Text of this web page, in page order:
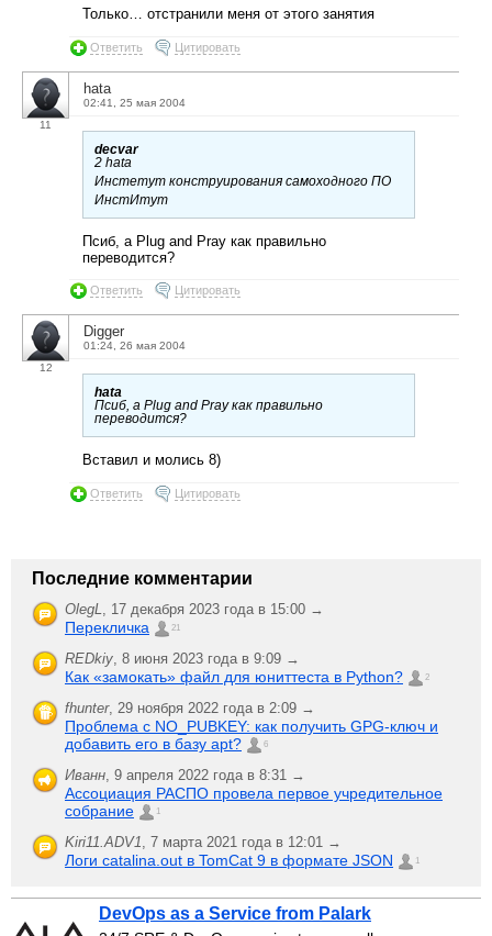
Только… отстранили меня от этого занятия
Ответить Цитировать
11
hata
02:41, 25 мая 2004
decvar
2 hata
Инстетут конструирования самоходного ПО
ИнстИтут
Псиб, а Plug and Pray как правильно
переводится?
Ответить Цитировать
12
Digger
01:24, 26 мая 2004
hata
Псиб, а Plug and Pray как правильно
переводится?
Вставил и молись 8)
Ответить Цитировать
Последние комментарии
OlegL 17 декабря 2023 года в 15:00 →
Перекличка 21
REDkiy 8 июня 2023 года в 9:09 →
Как «замокать» файл для юниттеста в Python? 2
fhunter, 29 ноября 2022 года в 2:09 →
Проблема с NO_PUBKEY: как получить GPG-ключ и
добавить его в базу apt?
6
Иванн 9 апреля 2022 года в 8:31 →
Ассоциация РАСПО провела первое учредительное
собрание
1
Kiri11.ADV1 7 марта 2021 года в 12:01 →
Логи catalina.out в TomCat 9 в формате JSON 1
DevOps as a Service from Palark